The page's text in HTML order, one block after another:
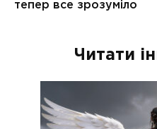
Читати